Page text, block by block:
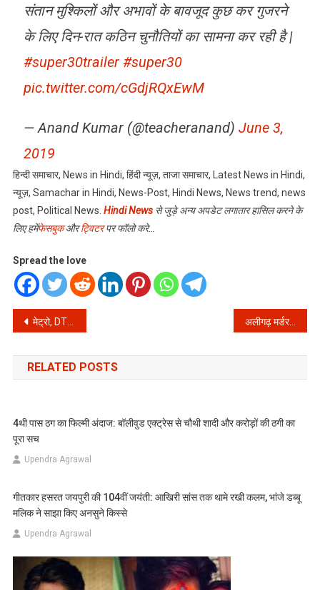
संतान मुश्किलों और अभावों के बावजूद कुछ कर गुजरने
के लिए दिन-रात कठिन चुनौतियों का सामना कर रही है |
#super30trailer #super30
pic.twitter.com/cGdjRQxEwM
— Anand Kumar (@teacheranand) June 3,
2019
हिन्दी समाचार, News in Hindi, हिंदी न्यूज़, ताजा समाचार, Latest News in Hindi,
न्यूज़, Samachar in Hindi, News-Post, Hindi News, News trend, news
post, Political News. Hindi News से जुड़े अन्य अपडेट लगातार हासिल करने के
लिए हमेंफेसबुकऔरट्विटरपर फॉलो करे…
Spread the love
Post
navigation
मेट्रो, DTC और क्लस्टर बसों में महिलाएं करेंगी मुफ़्त में सफ़र अलीगढ़ मर्डर केस का जाने असली सच, मुख्य आरोपी को सट्टा किंग बुलाते हैं उसके दोस्त। पुलिस ने केस में बरती थी लापरवाही
RELATED POSTS
4थी पास ठग का फिल्मी अंदाज: बॉलीवुड एक्ट्रेस से चौथी शादी और करोड़ों की ठगी का
पूरा सच
Upendra Agrawal
गीतकार हसरत जयपुरी की 104वीं जयंती: आखिरी सांस तक थामे रखी कलम, भांजे डब्बू
मलिक ने साझा किए अनसुने किस्से
Upendra Agrawal